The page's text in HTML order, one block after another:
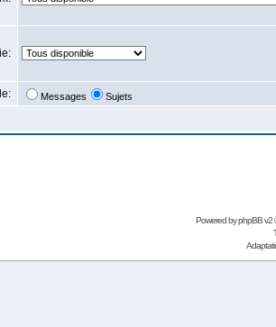
Messages Sujets
Powered byphpBBv2